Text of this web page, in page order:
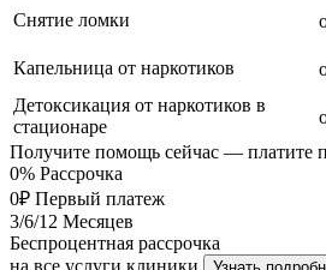
Снятие ломки
Капельница от наркотиков
Детоксикация от наркотиков в
стационаре
Получите помощь сейчас — платите
0% Рассрочка
0₽ Первый платеж
3/6/12 Месяцев
Беспроцентная рассрочка
на все услуги клиники